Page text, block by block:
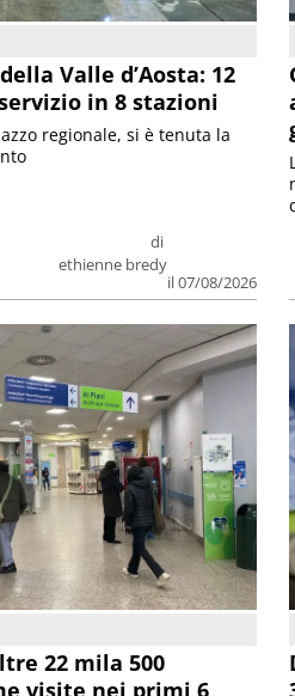
Valle d’Aosta: 12
in 8 stazioni
di
ethienne bredy
il 07/08/2026
regionale, si è tenuta la
22 mila 500
visite nei primi 6